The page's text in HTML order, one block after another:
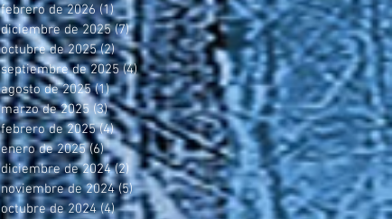
febrero de 2026 (1)1 entrada
diciembre de 2025 (7)7 entradas
octubre de 2025 (2)2 entradas
septiembre de 2025 (4)4 entradas
agosto de 2025 (1)1 entrada
marzo de 2025 (3)3 entradas
febrero de 2025 (4)4 entradas
enero de 2025 (6)6 entradas
diciembre de 2024 (2) 2 entradas
noviembre de 2024 (5)5 entradas
octubre de 2024 (4)4 entradas